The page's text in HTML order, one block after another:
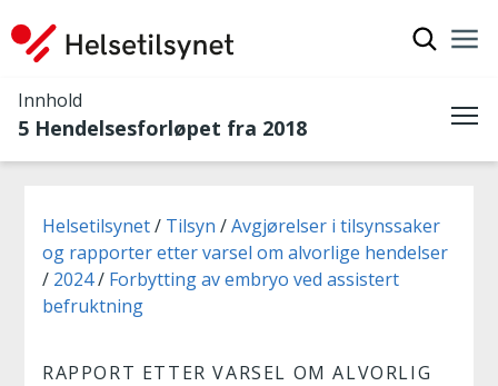
Innhold
5 Hendelsesforløpet fra 2018
Du er her:
Helsetilsynet Tilsyn
Avgjørelser i tilsynssaker
og rapporter etter varsel om alvorlige hendelser
2024
Forbytting av embryo ved assistert
befruktning
RAPPORT ETTER VARSEL OM ALVORLIG